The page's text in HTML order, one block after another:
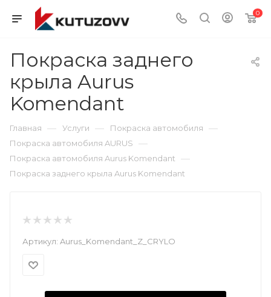
0
Покраска заднего
крыла Aurus
Komendant
Главная — Услуги — Покраска автомобиля —
Покраска автомобиля AURUS —
Покраска автомобиля Aurus Komendant —
Покраска заднего крыла Aurus Komendant
Артикул: Aurus_Komendant_Z_CRYLO